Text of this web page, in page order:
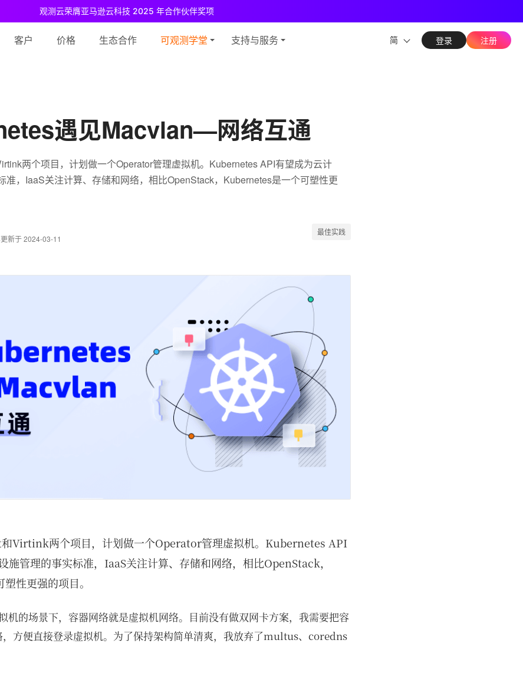
观测云荣膺亚马逊云科技 2025 年合作伙伴奖项
免费版现已推出！ 专为中小团队与个人开发者设计，立享强大可观测能力
客户 价格 生态合作 可观测学堂 支持与服务 简 登录 注册
遇见Macvlan—网络互通
两个项目，计划做一个Operator管理虚拟机。Kubernetes API有望成为云计
准，IaaS关注计算、存储和网络，相比OpenStack，Kubernetes是一个可塑性更
更新于 2024-03-11
最佳实践
Virtink两个项目，计划做一个Operator管理虚拟机。Kubernetes API
施管理的事实标准，IaaS关注计算、存储和网络，相比OpenStack，
性更强的项目。
机的场景下，容器网络就是虚拟机网络。目前没有做双网卡方案，我需要把容
方便直接登录虚拟机。为了保持架构简单清爽，我放弃了multus、coredns